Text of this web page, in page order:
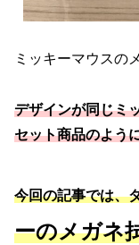
ミッキーマウスの
デザインが同じミ
セット商品のよう
今回の記事では、
ーのメガネ